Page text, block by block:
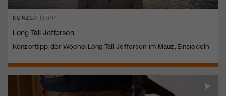
KONZERTTIPP
Long Tall Jefferson
Konzerttipp der Woche: Long Tall Jefferson im Mauz, Einsiedeln